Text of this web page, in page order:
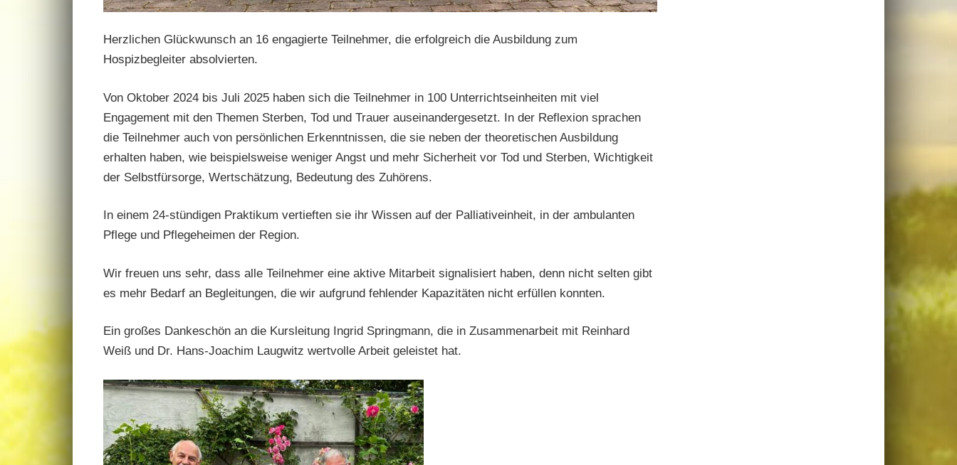
Herzlichen Glückwunsch an 16 engagierte Teilnehmer, die erfolgreich die Ausbildung zum
Hospizbegleiter absolvierten.
Von Oktober 2024 bis Juli 2025 haben sich die Teilnehmer in 100 Unterrichtseinheiten mit viel
Engagement mit den Themen Sterben, Tod und Trauer auseinandergesetzt. In der Reflexion sprachen
die Teilnehmer auch von persönlichen Erkenntnissen, die sie neben der theoretischen Ausbildung
erhalten haben, wie beispielsweise weniger Angst und mehr Sicherheit vor Tod und Sterben, Wichtigkeit
der Selbstfürsorge, Wertschätzung, Bedeutung des Zuhörens.
In einem 24-stündigen Praktikum vertieften sie ihr Wissen auf der Palliativeinheit, in der ambulanten
Pflege und Pflegeheimen der Region.
Wir freuen uns sehr, dass alle Teilnehmer eine aktive Mitarbeit signalisiert haben, denn nicht selten gibt
es mehr Bedarf an Begleitungen, die wir aufgrund fehlender Kapazitäten nicht erfüllen konnten.
Ein großes Dankeschön an die Kursleitung Ingrid Springmann, die in Zusammenarbeit mit Reinhard
Weiß und Dr. Hans-Joachim Laugwitz wertvolle Arbeit geleistet hat.